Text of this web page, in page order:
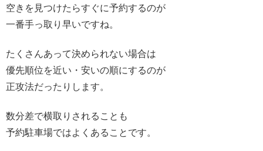
空きを見つけたらすぐに予約するのが
一番手っ取り早いですね。
たくさんあって決められない場合は
優先順位を近い・安いの順にするのが
正攻法だったりします。
数分差で横取りされることも
予約駐車場ではよくあることです。